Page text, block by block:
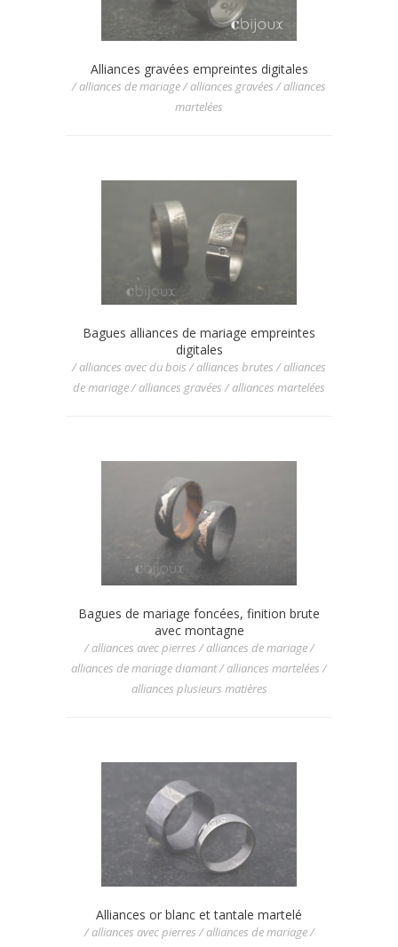
Alliances gravées empreintes digitales
/ alliances de mariage / alliances gravées / alliances
martelées
Bagues alliances de mariage empreintes
digitales
/ alliances avec du bois / alliances brutes / alliances
de mariage / alliances gravées / alliances martelées
Bagues de mariage foncées, finition brute
avec montagne
/ alliances avec pierres / alliances de mariage /
alliances de mariage diamant / alliances martelées /
alliances plusieurs matières
Alliances or blanc et tantale martelé
/ alliances avec pierres / alliances de mariage /